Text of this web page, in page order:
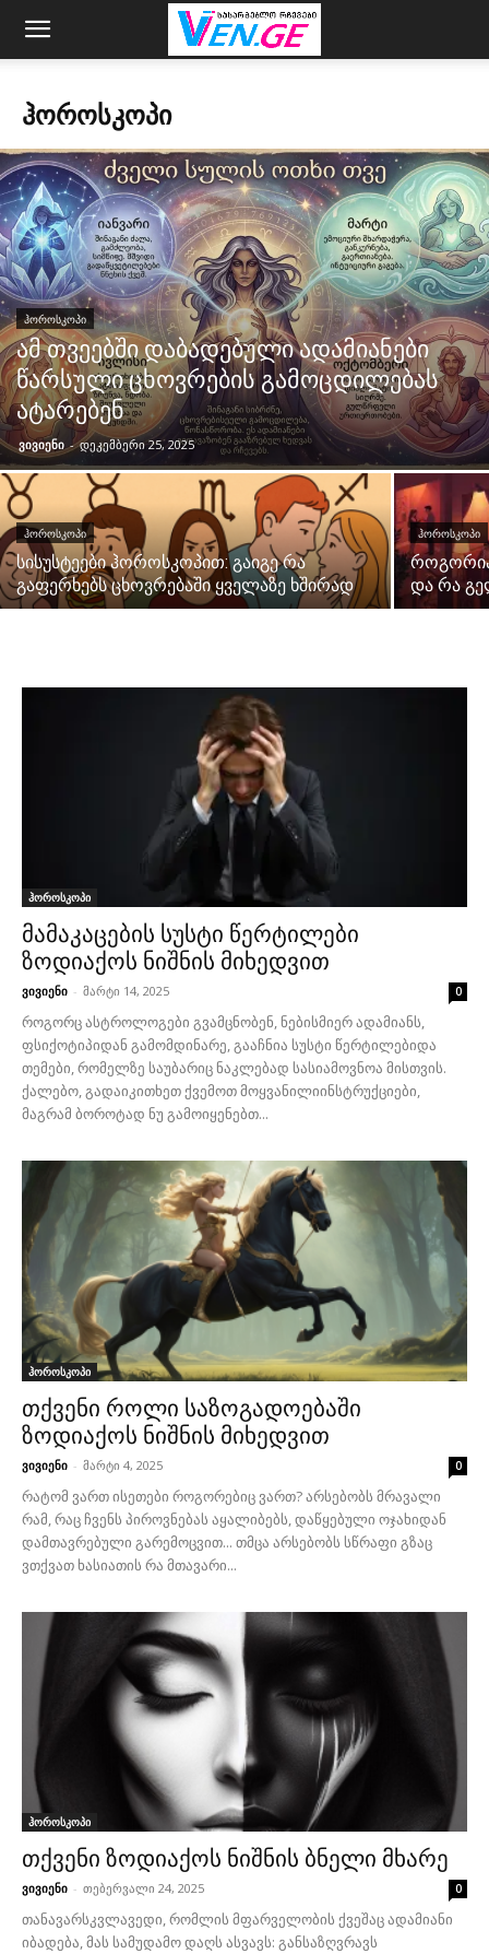
ᲰᲝᲠᲝᲡᲙᲝᲞᲘ
ᲰᲝᲠᲝᲡᲙᲝᲞᲘ
ამ თვეებში დაბადებული ადამიანები
წარსული ცხოვრების გამოცდილებას
ატარებენ
ვივიენი - დეკემბერი 25, 2025
ᲰᲝᲠᲝᲡᲙᲝᲞᲘ
სისუსტეები ჰოროსკოპით: გაიგე რა
გაფერხებს ცხოვრებაში ყველაზე ხშირად
ᲰᲝᲠᲝᲡᲙᲝᲞᲘ
როგორია
და რა
ჰოროსკოპი
მამაკაცების სუსტი წერტილები
ზოდიაქოს ნიშნის მიხედვით
ვივიენი - მარტი 14, 2025 0
როგორც ასტროლოგები გვამცნობენ, ნებისმიერ ადამიანს,
ფსიქოტიპიდან გამომდინარე, გააჩნია სუსტი წერტილებიდა
თემები, რომელზე საუბარიც ნაკლებად სასიამოვნოა მისთვის.
ქალებო, გადაიკითხეთ ქვემოთ მოყვანილიინსტრუქციები,
მაგრამ ბოროტად ნუ გამოიყენებთ...
ჰოროსკოპი
თქვენი როლი საზოგადოებაში
ზოდიაქოს ნიშნის მიხედვით
ვივიენი - მარტი 4, 2025 0
რატომ ვართ ისეთები როგორებიც ვართ? არსებობს მრავალი
რამ, რაც ჩვენს პიროვნებას აყალიბებს, დაწყებული ოჯახიდან
დამთავრებული გარემოცვით... თმცა არსებობს სწრაფი გზაც
ვთქვათ ხასიათის რა მთავარი...
ჰოროსკოპი
თქვენი ზოდიაქოს ნიშნის ბნელი მხარე
ვივიენი - თებერვალი 24, 2025 0
თანავარსკვლავედი, რომლის მფარველობის ქვეშაც ადამიანი
იბადება, მას სამუდამო დაღს ასვავს: განსაზღვრავს